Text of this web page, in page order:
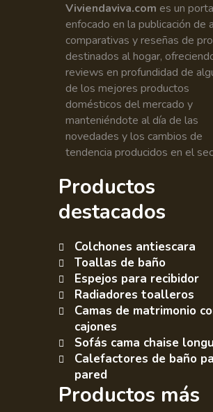
Viviendaviva.com es un
enfocado en la publicación de
comparativas y reseñas de
destinados al hogar,
reviews en profundidad de
de los mejores productos
domésticos del mercado y
manteniéndote al día de las
novedades y los cambios de
tendencia producidos en el
Productos
destacados
Colchones antiescara
Toallas de baño
Espejos para recibidor
Radiadores toalleros
Camas de matrimonio
cajones
Sofás cama chaise
Calefactores de baño
pared
Productos más